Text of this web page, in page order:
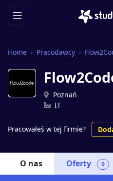
Home Pracodawcy
Poznań
IT
Pracowałeś w tej firmie?
O nas Oferty 0